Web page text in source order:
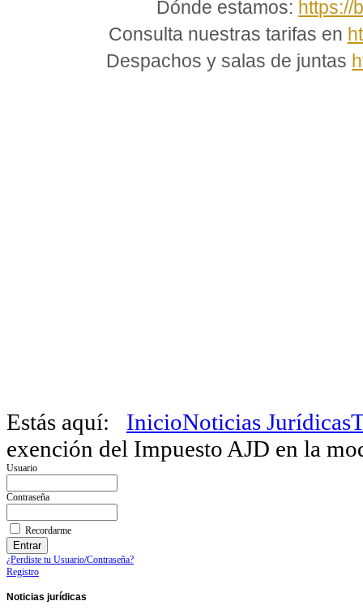
Dónde estamos: https://
Consulta nuestras tarifas en
Despachos y salas de juntas
Estás aquí: InicioNoticias Jurídicas
exención del Impuesto AJD en la
Usuario
Contraseña
Recordarme
¿Perdiste tu Usuario/Contraseña?
Registro
Noticias jurídicas